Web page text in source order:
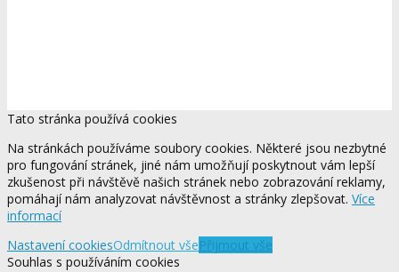
Tato stránka používá cookies
Na stránkách používáme soubory cookies. Některé jsou nezbytné
pro fungování stránek, jiné nám umožňují poskytnout vám lepší
zkušenost při návštěvě našich stránek nebo zobrazování reklamy,
pomáhají nám analyzovat návštěvnost a stránky zlepšovat. Více
informací
Nastavení cookiesOdmítnout všePřijmout vše
Souhlas s používáním cookies